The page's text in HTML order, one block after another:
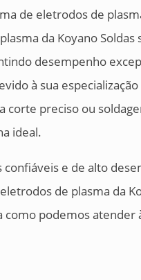
de eletrodos de
da Koyano Soldas
desempenho
à sua especialização
corte preciso ou
ideal.
e de alto
de plasma da
podemos atender